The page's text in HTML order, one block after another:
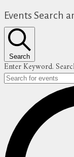
Events Search
Search
Enter Keyword.